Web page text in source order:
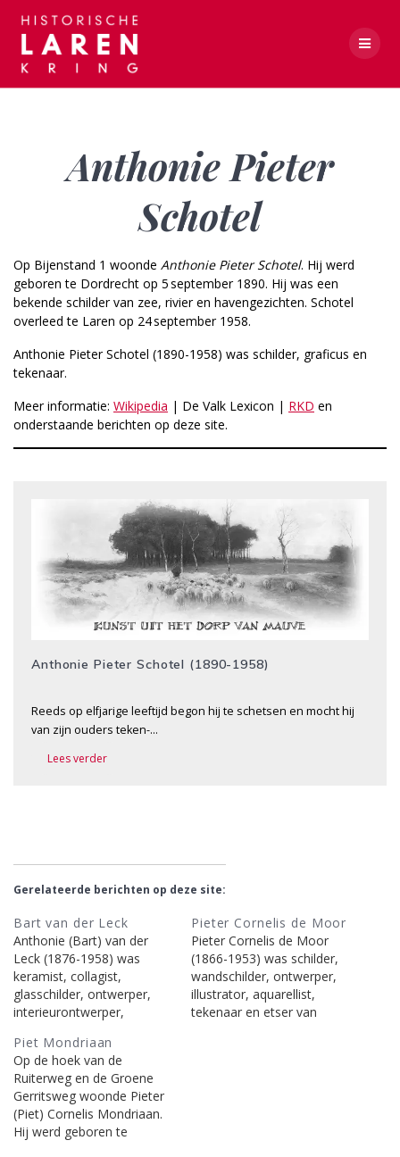
Anthonie Pieter
Schotel
Op Bijenstand 1 woonde Anthonie Pieter Schotel. Hij werd
geboren te Dordrecht op 5 september 1890. Hij was een
bekende schilder van zee, rivier en haven­gezichten. Schotel
overleed te Laren op 24 september 1958.
Anthonie Pieter Schotel (1890-1958) was schilder, graficus en
tekenaar.
Meer informatie: Wikipedia | De Valk Lexicon | RKD en
onderstaande berichten op deze site.
Anthonie Pieter Schotel (1890-1958)
Reeds op elfjarige leeftijd begon hij te schetsen en mocht hij
van zijn ouders teken-…
Lees verder
Gerelateerde berichten op deze site:
Bart van der Leck
Anthonie (Bart) van der
Leck (1876-1958) was
keramist, collagist,
glasschilder, ontwerper,
interieurontwerper,
illustrator, monumentaal
kunstenaar, schilder,
textielkunstenaar, tekenaar
en aquarellist. Meer
informatie: Wikipedia | De
Valk Lexicon | RKD en
Pieter Cornelis de Moor
Pieter Cornelis de Moor
(1866-1953) was schilder,
wandschilder, ontwerper,
illustrator, aquarellist,
tekenaar en etser van
Piet Mondriaan
Op de hoek van de
Ruiterweg en de Groene
Gerritsweg woonde Pieter
(Piet) Cornelis Mondriaan.
Hij werd geboren te